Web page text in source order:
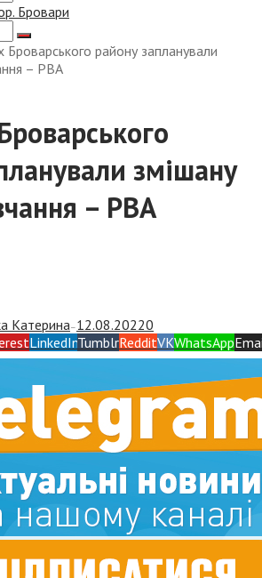
Броварського району запланували
– РВА
змішану
– РВА
Катерина— 12.08.20220
LinkedInTumblrRedditVKWhatsApp